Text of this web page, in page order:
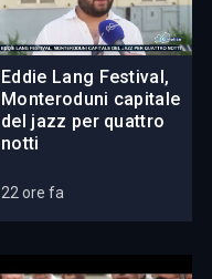
Eddie Lang Festival,
Monteroduni capitale
del jazz per quattro
notti
22 ore fa